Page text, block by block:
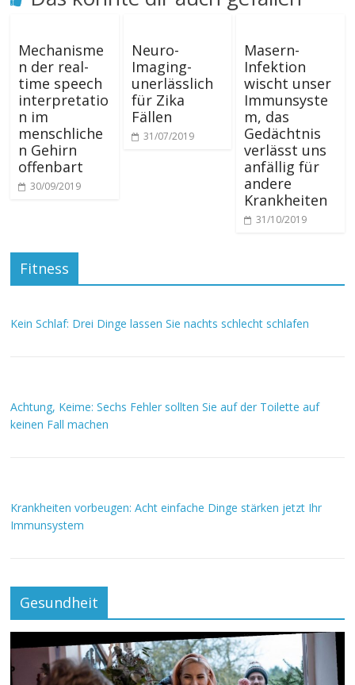
Mechanisme
n der real-
time speech
interpretatio
n im
menschliche
n Gehirn
offenbart
30/09/2019
Neuro-
Imaging-
unerlässlich
für Zika
Fällen
31/07/2019
Masern-
Infektion
wischt unser
Immunsyste
m, das
Gedächtnis
verlässt uns
anfällig für
andere
Krankheiten
31/10/2019
Fitness
Kein Schlaf: Drei Dinge lassen Sie nachts schlecht schlafen
Achtung, Keime: Sechs Fehler sollten Sie auf der Toilette auf
keinen Fall machen
Krankheiten vorbeugen: Acht einfache Dinge stärken jetzt Ihr
Immunsystem
Gesundheit